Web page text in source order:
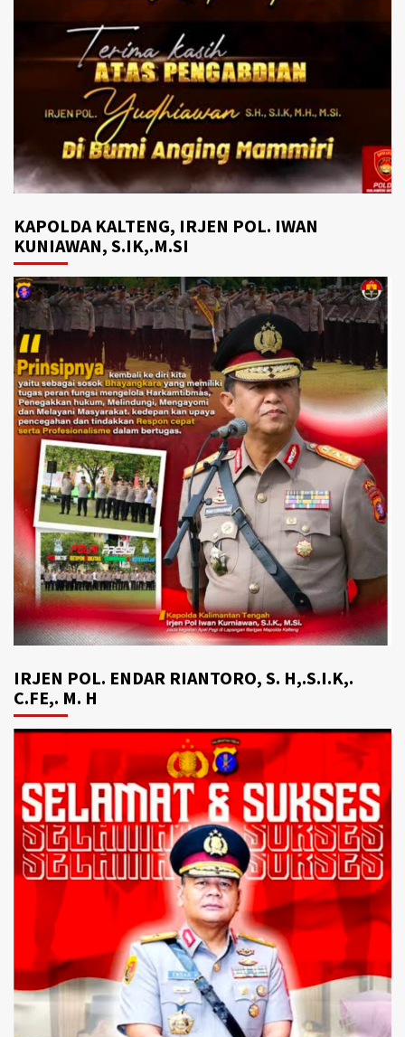
KAPOLDA KALTENG, IRJEN POL. IWAN
KUNIAWAN, S.IK,.M.SI
IRJEN POL. ENDAR RIANTORO, S. H,.S.I.K,.
C.FE,. M. H